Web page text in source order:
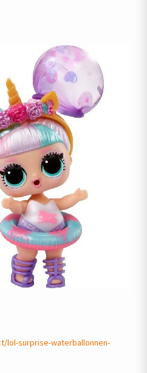
lol-surprise-waterballonnen-